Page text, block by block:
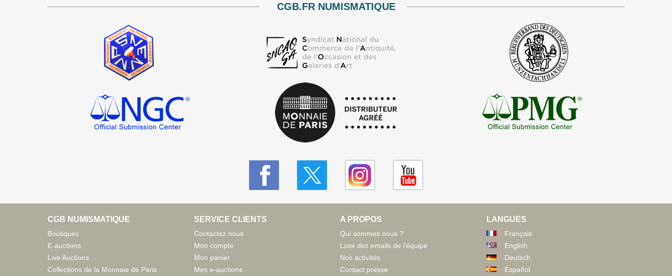
CGB.FR NUMISMATIQUE
CGB NUMISMATIQUE
Boutiques
E-auctions
Live Auctions
Collections de la Monnaie de Paris
SERVICE CLIENTS
Contactez nous
Mon compte
Mon panier
Mes e-auctions
A PROPOS
Qui sommes nous ?
Liste des emails de l'équipe
Nos activités
Contact presse
LANGUES
Français
English
Deutsch
Español